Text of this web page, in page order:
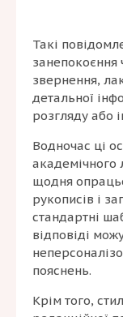
Такі
занепокоєння
звернення,
детальної
розгляду або
Водночас ці
академічного
щодня
рукописів і
стандартні
відповіді
пояснень.
Крім того,